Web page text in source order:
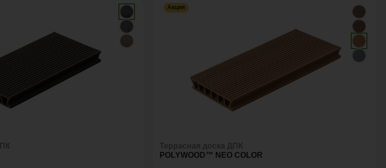
Акция
POLYWOOD™ NEO COLOR